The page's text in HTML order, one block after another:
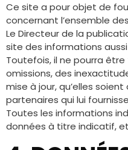
Ce site a pour objet de
concernant l’ensemble
Le Directeur de la
site des informations
Toutefois, il ne pourra
omissions, des
mise à jour, qu’elles
partenaires qui lui
Toutes les informations
données à titre indicatif,